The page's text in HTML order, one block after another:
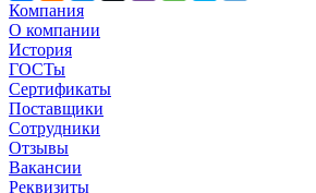
Компания
О компании
История
ГОСТы
Сертификаты
Поставщики
Сотрудники
Отзывы
Вакансии
Реквизиты